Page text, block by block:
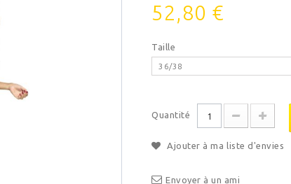
52,80 €
Taille
36/38
Quantité
Ajouter à ma liste d'envies
Envoyer à un ami